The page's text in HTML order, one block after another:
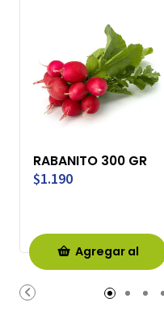
RABANITO 300 GR
$1.190
Agregar al
Carro